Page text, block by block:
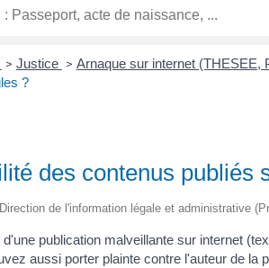
> Justice > Arnaque sur internet (THESEE,
?
des contenus publiés
de l'information légale et administrative
publication malveillante sur internet
aussi porter plainte contre l'auteur de la